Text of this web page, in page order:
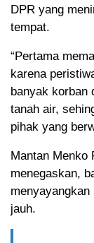
DPR yang
tempat.
“Pertama
karena
banyak korban
tanah air,
pihak yang
Mantan Menko
menegaskan,
jauh.